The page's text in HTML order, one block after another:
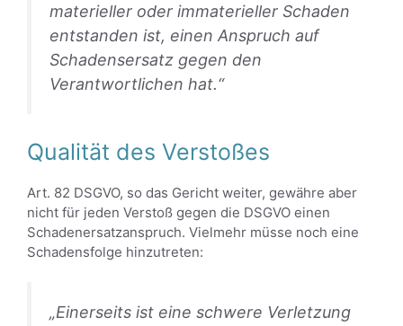
materieller oder immaterieller Schaden
entstanden ist, einen Anspruch auf
Schadensersatz gegen den
Verantwortlichen hat.“
Qualität des Verstoßes
Art. 82 DSGVO, so das Gericht weiter, gewähre aber
nicht für jeden Verstoß gegen die DSGVO einen
Schadenersatzanspruch. Vielmehr müsse noch eine
Schadensfolge hinzutreten:
„Einerseits ist eine schwere Verletzung